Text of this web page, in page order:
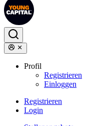
Profil
Registrieren
Einloggen
Registrieren
Login